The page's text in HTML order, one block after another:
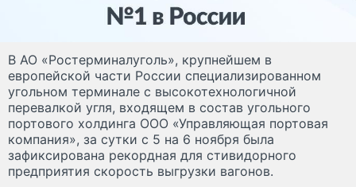
В АО «Ростерминалуголь», крупнейшем в
европейской части России специализированном
угольном терминале с высокотехнологичной
перевалкой угля, входящем в состав угольного
портового холдинга ООО «Управляющая портовая
компания», за сутки с 5 на 6 ноября была
зафиксирована рекордная для стивидорного
предприятия скорость выгрузки вагонов.